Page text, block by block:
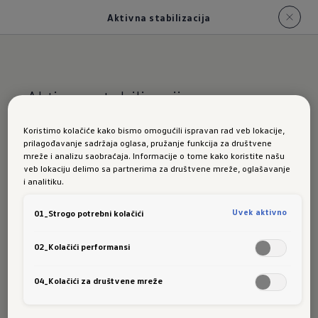
Aktivna stabilizacija
Aktivna stabilizacija
Precizno
upravljanje,
stabilne
vožnje
Koristimo kolačiće kako bismo omogućili ispravan rad veb lokacije,
prilagođavanje sadržaja oglasa, pružanje funkcija za društvene
mreže i analizu saobraćaja. Informacije o tome kako koristite našu
veb lokaciju delimo sa partnerima za društvene mreže, oglašavanje
i analitiku.
01_Strogo potrebni kolačići Uvek aktivno
02_Kolačići performansi
04_Kolačići za društvene mreže